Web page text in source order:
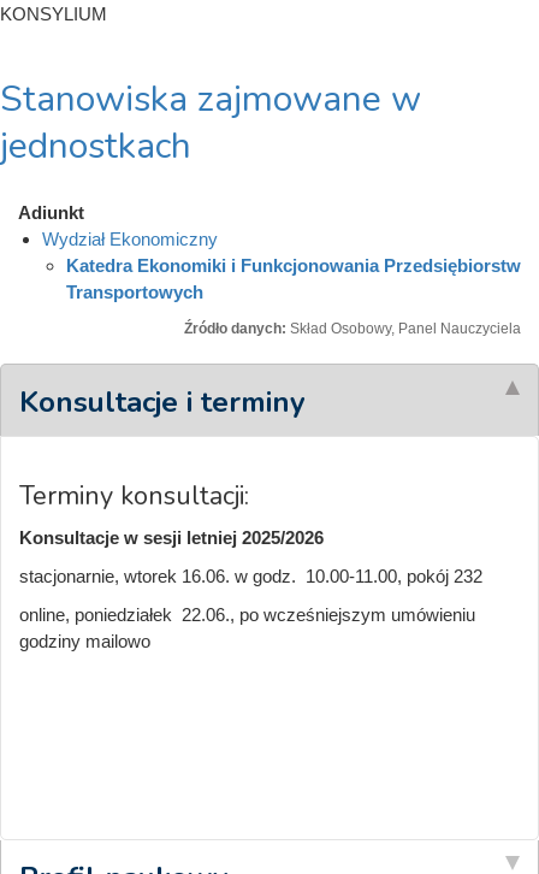
KONSYLIUM
Stanowiska zajmowane w
jednostkach
Adiunkt
Wydział Ekonomiczny
Katedra Ekonomiki i Funkcjonowania Przedsiębiorstw
Transportowych
Źródło danych: Skład Osobowy, Panel Nauczyciela
Konsultacje i terminy
Terminy konsultacji:
Konsultacje w sesji letniej 2025/2026
stacjonarnie, wtorek 16.06. w godz. 10.00-11.00, pokój 232
online, poniedziałek 22.06., po wcześniejszym umówieniu
godziny mailowo